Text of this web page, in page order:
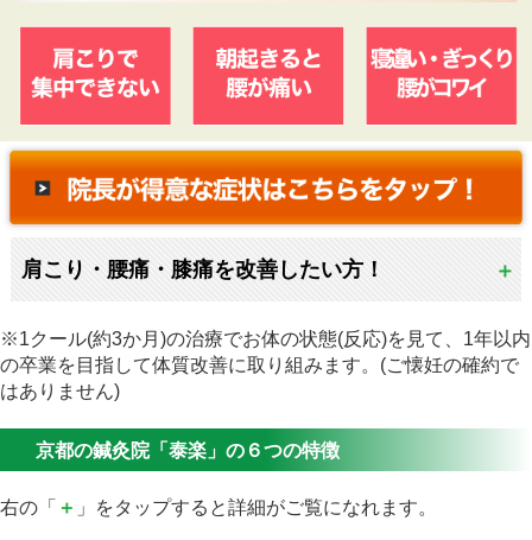
肩こり・腰痛・膝痛を改善したい方！
※1クール(約3か月)の治療でお体の状態(反応)を見て、1年以内
の卒業を目指して体質改善に取り組みます。(ご懐妊の確約で
はありません)
京都の鍼灸院「泰楽」の６つの特徴
右の「 ＋ 」をタップすると詳細がご覧になれます。